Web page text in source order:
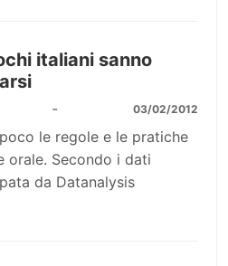
italiani sanno
- 03/02/2012
le regole e le pratiche
orale. Secondo i dati
da Datanalysis